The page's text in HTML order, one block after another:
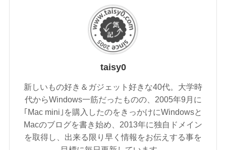
taisy0
新しいもの好き＆ガジェット好きな40代。大学時
代からWindows一筋だったものの、2005年9月に
｢Mac mini｣を購入したのをきっかけにWindowsと
Macのブログを書き始め、2013年に独自ドメイン
を取得し、出来る限り早く情報をお伝えする事を